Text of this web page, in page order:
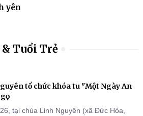
yên
& Tuổi Trẻ
tổ chức khóa tu "Một Ngày An
tại chùa Linh Nguyên (xã Đức Hòa,